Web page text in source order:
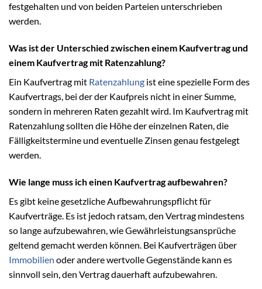
festgehalten und von beiden Parteien unterschrieben
werden.
Was ist der Unterschied zwischen einem Kaufvertrag und
einem Kaufvertrag mit Ratenzahlung?
Ein Kaufvertrag mit Ratenzahlung ist eine spezielle Form des
Kaufvertrags, bei der der Kaufpreis nicht in einer Summe,
sondern in mehreren Raten gezahlt wird. Im Kaufvertrag mit
Ratenzahlung sollten die Höhe der einzelnen Raten, die
Fälligkeitstermine und eventuelle Zinsen genau festgelegt
werden.
Wie lange muss ich einen Kaufvertrag aufbewahren?
Es gibt keine gesetzliche Aufbewahrungspflicht für
Kaufverträge. Es ist jedoch ratsam, den Vertrag mindestens
so lange aufzubewahren, wie Gewährleistungsansprüche
geltend gemacht werden können. Bei Kaufverträgen über
Immobilien oder andere wertvolle Gegenstände kann es
sinnvoll sein, den Vertrag dauerhaft aufzubewahren.